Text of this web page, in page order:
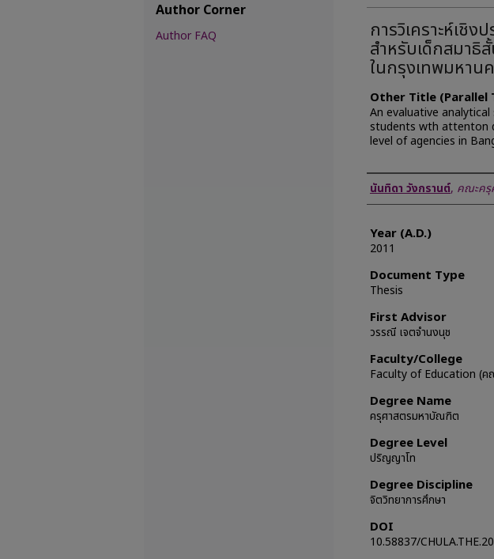
การวิเคราะห์เชิง
สำหรับเด็กสมาธิ
ในกรุงเทพมหาน
Other Title (Parallel
An evaluative
students wth attenton
level of agencies in
Author
นันทิดา วังกรานต์, คณะครุ
Year (A.D.)
2011
Document Type
Thesis
First Advisor
วรรณี เจตจำนงนุช
Faculty/College
Faculty of Education (ค
Degree Name
ครุศาสตรมหาบัณฑิต
Degree Level
ปริญญาโท
Degree Discipline
จิตวิทยาการศึกษา
DOI
10.58837/
Author Corner
Author FAQ